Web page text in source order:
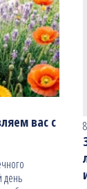
вас с
день